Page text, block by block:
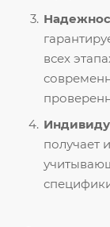
всех
получает